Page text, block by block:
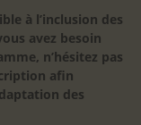
à l’inclusion des
avez besoin
n’hésitez pas
afin
des